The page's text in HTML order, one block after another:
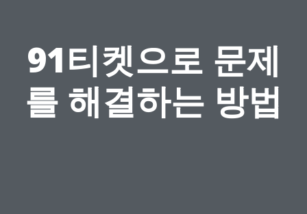
91티켓으로 문제
를 해결하는 방법